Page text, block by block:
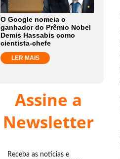
O Google nomeia o
ganhador do Prêmio Nobel
Demis Hassabis como
cientista-chefe
LER MAIS
Assine a
Newsletter
Receba as notícias e